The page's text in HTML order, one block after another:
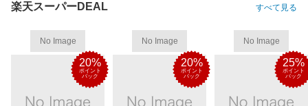
楽天スーパーDEAL すべて見る
No Image
20%
ポイント
バック
No Image
20%
ポイント
バック
No Image
25%
ポイント
バック